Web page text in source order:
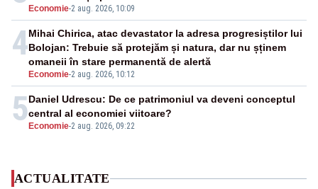
Economie-2 aug. 2026, 10:09
4
Economie-2 aug. 2026, 10:12
Mihai Chirica, atac devastator la adresa progresiștilor lui
Bolojan: Trebuie să protejăm și natura, dar nu șținem
omaneii în stare permanentă de alertă
5 Economie-2 aug. 2026, 09:22
Daniel Udrescu: De ce patrimoniul va deveni conceptul
central al economiei viitoare?
ACTUALITATE